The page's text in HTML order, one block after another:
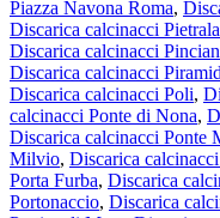
Piazza Navona Roma,
Discarica calcinacci
Discarica calcinacci
Discarica calcinacci
Discarica calcinacci Poli,
calcinacci Ponte di Nona,
Discarica calcinacci Ponte
Milvio, Discarica
Porta Furba, Discarica
Portonaccio, Discarica